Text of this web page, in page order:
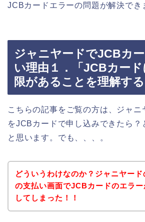
JCBカードエラーの問題が解決でき
ジャニヤードでJCBカ
い理由１．「JCBカード
限があることを理解する
こちらの記事をご覧の方は、ジャニ
をJCBカードで申し込みできたら？
と思います。でも、、、。
どういうわけなのか？ジャニヤード
の支払い画面でJCBカードのエラー
してしまった！！